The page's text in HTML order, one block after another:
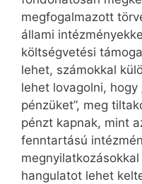
megfogalmazott
állami
költségvetési
lehet, számokkal
lehet lovagolni, hogy
pénzüket”, meg
pénzt kapnak, mint
fenntartású
hangulatot lehet